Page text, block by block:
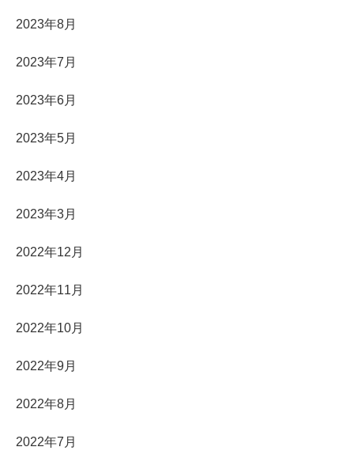
2023年8月
2023年7月
2023年6月
2023年5月
2023年4月
2023年3月
2022年12月
2022年11月
2022年10月
2022年9月
2022年8月
2022年7月